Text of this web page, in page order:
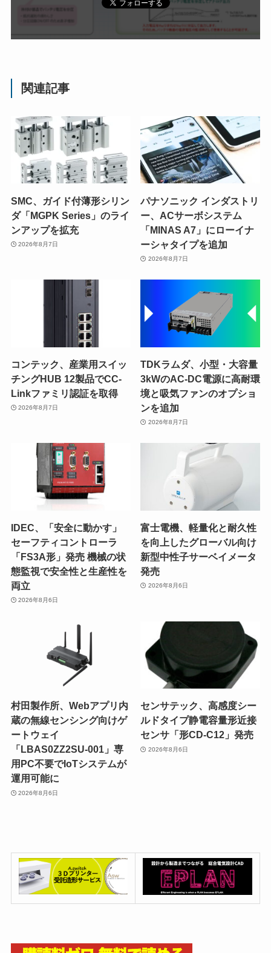
関連記事
SMC、ガイド付薄形シリン
ダ「MGPK Series」のライ
ンアップを拡充
2026年8月7日
パナソニック インダストリ
ー、ACサーボシステム
「MINAS A7」にローイナ
ーシャタイプを追加
2026年8月7日
コンテック、産業用スイッ
チングHUB 12製品でCC-
Linkファミリ認証を取得
2026年8月7日
TDKラムダ、小型・大容量
3kWのAC-DC電源に高耐環
境と吸気ファンのオプショ
ンを追加
2026年8月7日
IDEC、「安全に動かす」
セーフティコントローラ
「FS3A形」発売 機械の状
態監視で安全性と生産性を
両立
2026年8月6日
富士電機、軽量化と耐久性
を向上したグローバル向け
新型中性子サーベイメータ
発売
2026年8月6日
村田製作所、Webアプリ内
蔵の無線センシング向けゲ
ートウェイ
「LBAS0ZZ2SU-001」専
用PC不要でIoTシステムが
運用可能に
2026年8月6日
センサテック、高感度シー
ルドタイプ静電容量形近接
センサ「形CD-C12」発売
2026年8月6日